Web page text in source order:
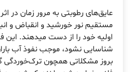
عایق‌های رطوبتی به مرور زمان در
مستقیم نور خورشید و انقباض و
اولیه خود را از دست میدهند. این
شناسایی نشود، موجب نفوذ آب
بروز مشکلاتی همچون ترک‌خوردگی